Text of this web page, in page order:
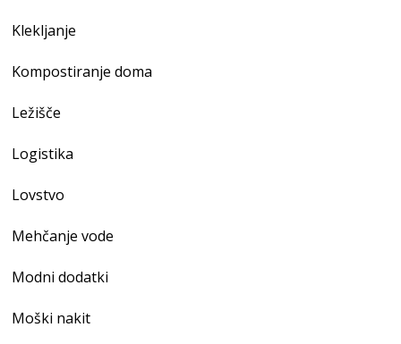
Klekljanje
Kompostiranje doma
Ležišče
Logistika
Lovstvo
Mehčanje vode
Modni dodatki
Moški nakit